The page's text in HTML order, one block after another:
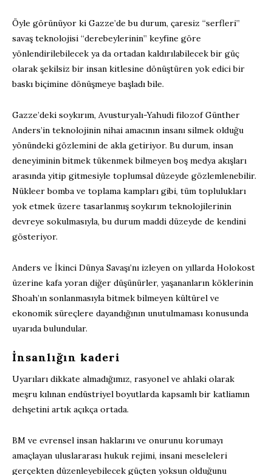
Öyle görünüyor ki Gazze’de bu durum, çaresiz “serfleri”
savaş teknolojisi “derebeylerinin” keyfine göre
yönlendirilebilecek ya da ortadan kaldırılabilecek bir güç
olarak şekilsiz bir insan kitlesine dönüştüren yok edici bir
baskı biçimine dönüşmeye başladı bile.
Gazze’deki soykırım, Avusturyalı-Yahudi filozof Günther
Anders’in teknolojinin nihai amacının insanı silmek olduğu
yönündeki gözlemini de akla getiriyor. Bu durum, insan
deneyiminin bitmek tükenmek bilmeyen boş medya akışları
arasında yitip gitmesiyle toplumsal düzeyde gözlemlenebilir.
Nükleer bomba ve toplama kampları gibi, tüm toplulukları
yok etmek üzere tasarlanmış soykırım teknolojilerinin
devreye sokulmasıyla, bu durum maddi düzeyde de kendini
gösteriyor.
Anders ve İkinci Dünya Savaşı’nı izleyen on yıllarda Holokost
üzerine kafa yoran diğer düşünürler, yaşananların köklerinin
Shoah’ın sonlanmasıyla bitmek bilmeyen kültürel ve
ekonomik süreçlere dayandığının unutulmaması konusunda
uyarıda bulundular.
İnsanlığın kaderi
Uyarıları dikkate almadığımız, rasyonel ve ahlaki olarak
meşru kılınan endüstriyel boyutlarda kapsamlı bir katliamın
dehşetini artık açıkça ortada.
BM ve evrensel insan haklarını ve onurunu korumayı
amaçlayan uluslararası hukuk rejimi, insani meseleleri
gerçekten düzenleyebilecek güçten yoksun olduğunu